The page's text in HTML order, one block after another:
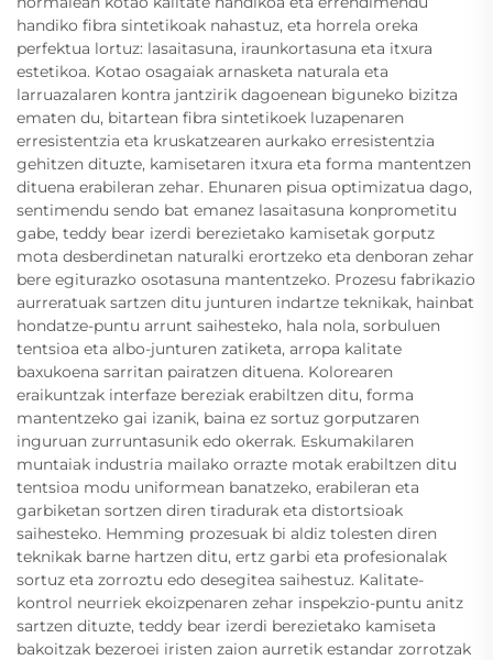
handiko fibra sintetikoak nahastuz, eta horrela oreka
perfektua lortuz: lasaitasuna, iraunkortasuna eta itxura
estetikoa. Kotao osagaiak arnasketa naturala eta
larruazalaren kontra jantzirik dagoenean biguneko bizitza
ematen du, bitartean fibra sintetikoek luzapenaren
erresistentzia eta kruskatzearen aurkako erresistentzia
gehitzen dituzte, kamisetaren itxura eta forma mantentzen
dituena erabileran zehar. Ehunaren pisua optimizatua dago,
sentimendu sendo bat emanez lasaitasuna konprometitu
gabe, teddy bear izerdi berezietako kamisetak gorputz
mota desberdinetan naturalki erortzeko eta denboran zehar
bere egiturazko osotasuna mantentzeko. Prozesu fabrikazio
aurreratuak sartzen ditu junturen indartze teknikak, hainbat
hondatze-puntu arrunt saihesteko, hala nola, sorbuluen
tentsioa eta albo-junturen zatiketa, arropa kalitate
baxukoena sarritan pairatzen dituena. Kolorearen
eraikuntzak interfaze bereziak erabiltzen ditu, forma
mantentzeko gai izanik, baina ez sortuz gorputzaren
inguruan zurruntasunik edo okerrak. Eskumakilaren
muntaiak industria mailako orrazte motak erabiltzen ditu
tentsioa modu uniformean banatzeko, erabileran eta
garbiketan sortzen diren tiradurak eta distortsioak
saihesteko. Hemming prozesuak bi aldiz tolesten diren
teknikak barne hartzen ditu, ertz garbi eta profesionalak
sortuz eta zorroztu edo desegitea saihestuz. Kalitate-
kontrol neurriek ekoizpenaren zehar inspekzio-puntu anitz
sartzen dituzte, teddy bear izerdi berezietako kamiseta
bakoitzak bezeroei iristen zaion aurretik estandar zorrotzak